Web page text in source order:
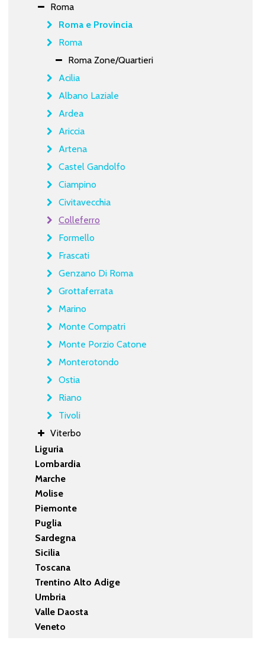
Roma
Roma e Provincia
Roma
Roma Zone/Quartieri
Acilia
Albano Laziale
Ardea
Ariccia
Artena
Castel Gandolfo
Ciampino
Civitavecchia
Colleferro
Formello
Frascati
Genzano Di Roma
Grottaferrata
Marino
Monte Compatri
Monte Porzio Catone
Monterotondo
Ostia
Riano
Tivoli
Viterbo
Liguria
Lombardia
Marche
Molise
Piemonte
Puglia
Sardegna
Sicilia
Toscana
Trentino Alto Adige
Umbria
Valle Daosta
Veneto